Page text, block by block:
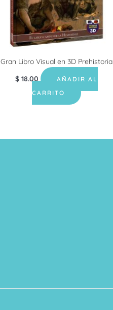
Gran Libro Visual en 3D Prehistoria
$ 18.00
AÑADIR AL
CARRITO